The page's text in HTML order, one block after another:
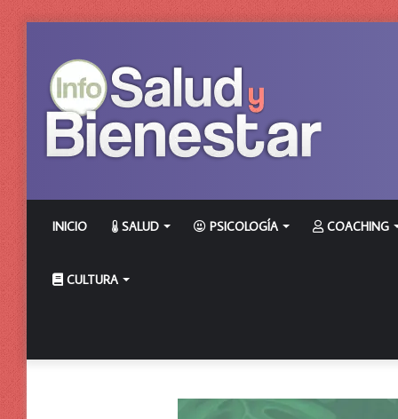
INICIO SALUD PSICOLOGÍA COACHING
CULTURA